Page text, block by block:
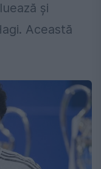
și
Această